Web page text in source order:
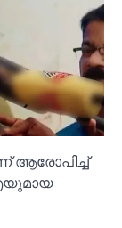
ആരോപിച്ച്‌